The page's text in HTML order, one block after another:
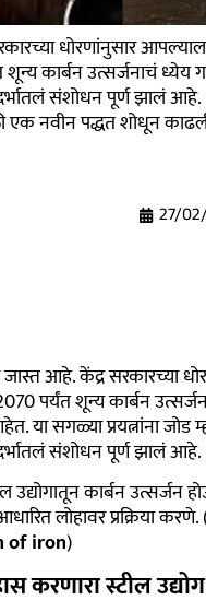
धोरणांनुसार
कार्बन उत्सर्जनाचं ध्येय
संशोधन पूर्ण
एक नवीन पद्धत शोधून
27/
जास्त आहे. केंद्र सरकारच्या
पर्यंत शून्य कार्बन
या सगळ्या प्रयत्नांना
संशोधन पूर्ण झालं आहे.
कार्बन उत्सर्जन
लोहावर प्रक्रिया
of iron)
करणारा स्टील उद्योग